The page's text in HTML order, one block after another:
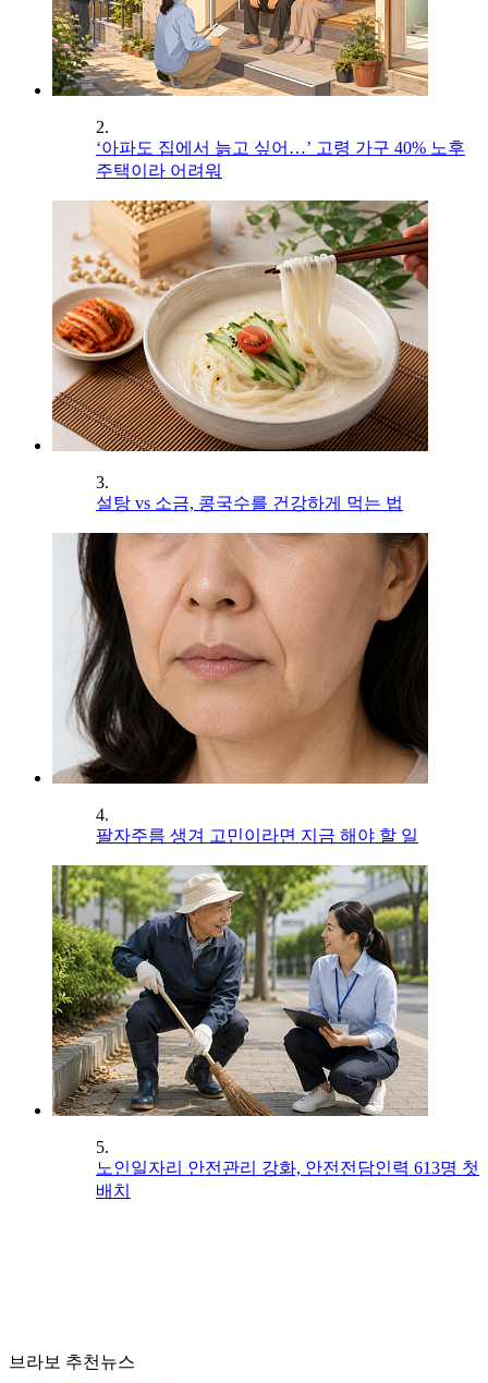
2.
‘아파도 집에서 늙고 싶어…’ 고령 가구 40% 노후
주택이라 어려워
3.
설탕 vs 소금, 콩국수를 건강하게 먹는 법
4.
팔자주름 생겨 고민이라면 지금 해야 할 일
5.
노인일자리 안전관리 강화, 안전전담인력 613명 첫
배치
브라보 추천뉴스